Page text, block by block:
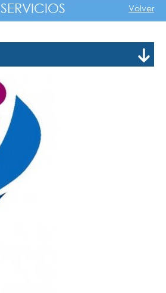
SERVICIOS Volver